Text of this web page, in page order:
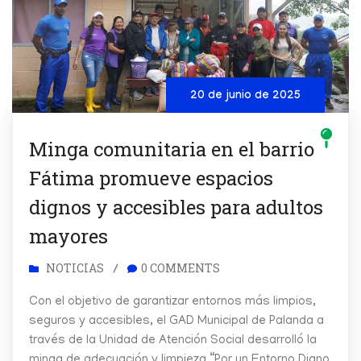
20 de junio de 2025
Minga comunitaria en el barrio
Fátima promueve espacios
dignos y accesibles para adultos
mayores
NOTICIAS / 0 COMMENTS
Con el objetivo de garantizar entornos más limpios,
seguros y accesibles, el GAD Municipal de Palanda a
través de la Unidad de Atención Social desarrolló la